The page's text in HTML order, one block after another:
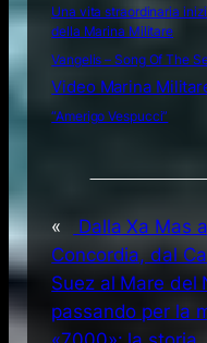
Una vita straordinaria
della Marina Militare
Vangelis – Song Of The
Video Marina
“Amerigo Vespucci”
«
Dalla Xa Mas
Concordia, dal
Suez al Mare del
passando per la